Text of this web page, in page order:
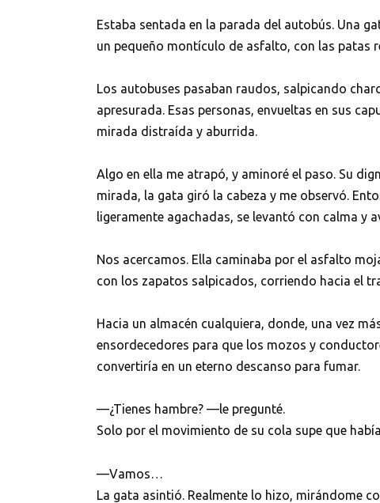
Estaba sentada en la parada del autobús. Una
un pequeño montículo de asfalto, con las patas
Los autobuses pasaban raudos, salpicando
apresurada. Esas personas, envueltas en sus
mirada distraída y aburrida.
Algo en ella me atrapó, y aminoré el paso. Su
mirada, la gata giró la cabeza y me observó.
ligeramente agachadas, se levantó con calma y
Nos acercamos. Ella caminaba por el asfalto
con los zapatos salpicados, corriendo hacia el
Hacia un almacén cualquiera, donde, una vez
ensordecedores para que los mozos y
convertiría en un eterno descanso para fumar.
—¿Tienes hambre? —le pregunté.
Solo por el movimiento de su cola supe que
—Vamos…
La gata asintió. Realmente lo hizo, mirándome